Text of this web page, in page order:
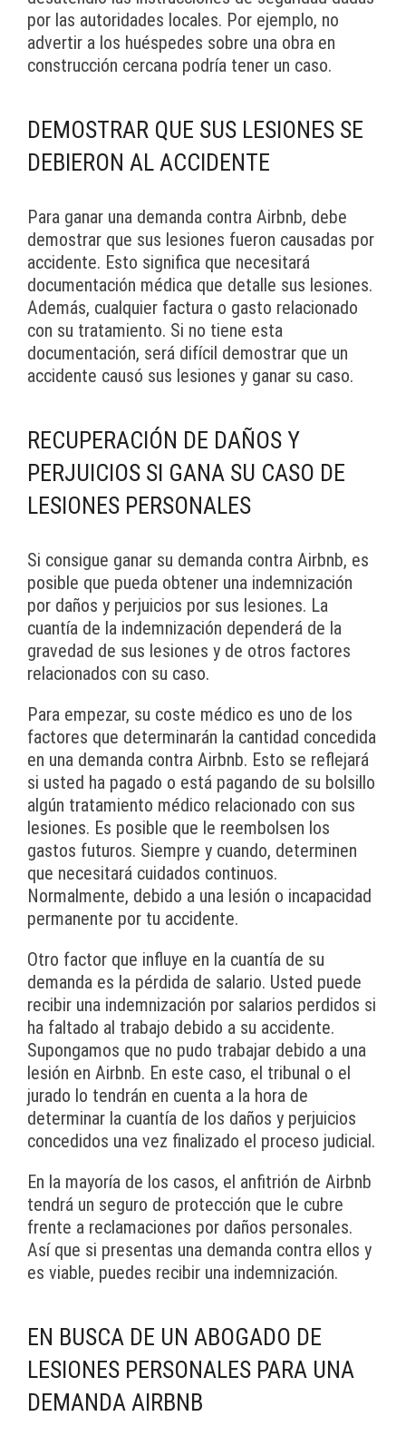
por las autoridades locales. Por ejemplo, no
advertir a los huéspedes sobre una obra en
construcción cercana podría tener un caso.
DEMOSTRAR QUE SUS LESIONES SE
DEBIERON AL ACCIDENTE
Para ganar una demanda contra Airbnb, debe
demostrar que sus lesiones fueron causadas por
accidente. Esto significa que necesitará
documentación médica que detalle sus lesiones.
Además, cualquier factura o gasto relacionado
con su tratamiento. Si no tiene esta
documentación, será difícil demostrar que un
accidente causó sus lesiones y ganar su caso.
RECUPERACIÓN DE DAÑOS Y
PERJUICIOS SI GANA SU CASO DE
LESIONES PERSONALES
Si consigue ganar su demanda contra Airbnb, es
posible que pueda obtener una indemnización
por daños y perjuicios por sus lesiones. La
cuantía de la indemnización dependerá de la
gravedad de sus lesiones y de otros factores
relacionados con su caso.
Para empezar, su coste médico es uno de los
factores que determinarán la cantidad concedida
en una demanda contra Airbnb. Esto se reflejará
si usted ha pagado o está pagando de su bolsillo
algún tratamiento médico relacionado con sus
lesiones. Es posible que le reembolsen los
gastos futuros. Siempre y cuando, determinen
que necesitará cuidados continuos.
Normalmente, debido a una lesión o incapacidad
permanente por tu accidente.
Otro factor que influye en la cuantía de su
demanda es la pérdida de salario. Usted puede
recibir una indemnización por salarios perdidos si
ha faltado al trabajo debido a su accidente.
Supongamos que no pudo trabajar debido a una
lesión en Airbnb. En este caso, el tribunal o el
jurado lo tendrán en cuenta a la hora de
determinar la cuantía de los daños y perjuicios
concedidos una vez finalizado el proceso judicial.
En la mayoría de los casos, el anfitrión de Airbnb
tendrá un seguro de protección que le cubre
frente a reclamaciones por daños personales.
Así que si presentas una demanda contra ellos y
es viable, puedes recibir una indemnización.
EN BUSCA DE UN ABOGADO DE
LESIONES PERSONALES PARA UNA
DEMANDA AIRBNB